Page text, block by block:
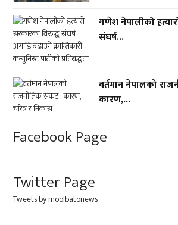
गणेश नेपालीको
संघर्ष...
वर्तमान नेपालको
कारण,...
Facebook Page
Twitter Page
Tweets by moolbatonews